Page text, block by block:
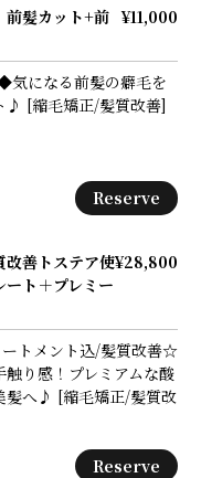
前髪カット+前 ¥11,000
気になる前髪の癖毛を
♪ [縮毛矯正/髪質改善]
Reserve
改善トステア使
ト＋プレミー
¥28,800
トメント込/髪質改善☆
り感！プレミアムな酸
髪へ♪ [縮毛矯正/髪質改
Reserve